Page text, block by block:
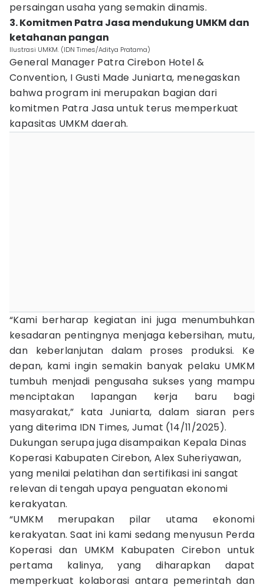
persaingan usaha yang semakin dinamis.
3. Komitmen Patra Jasa mendukung UMKM dan
ketahanan pangan
Ilustrasi UMKM. (IDN Times/Aditya Pratama)
General Manager Patra Cirebon Hotel &
Convention, I Gusti Made Juniarta, menegaskan
bahwa program ini merupakan bagian dari
komitmen Patra Jasa untuk terus memperkuat
kapasitas UMKM daerah.
“Kami berharap kegiatan ini juga menumbuhkan
kesadaran pentingnya menjaga kebersihan, mutu,
dan keberlanjutan dalam proses produksi. Ke
depan, kami ingin semakin banyak pelaku UMKM
tumbuh menjadi pengusaha sukses yang mampu
menciptakan lapangan kerja baru bagi
masyarakat,” kata Juniarta, dalam siaran pers
yang diterima IDN Times, Jumat (14/11/2025).
Dukungan serupa juga disampaikan Kepala Dinas
Koperasi Kabupaten Cirebon, Alex Suheriyawan,
yang menilai pelatihan dan sertifikasi ini sangat
relevan di tengah upaya penguatan ekonomi
kerakyatan.
“UMKM merupakan pilar utama ekonomi
kerakyatan. Saat ini kami sedang menyusun Perda
Koperasi dan UMKM Kabupaten Cirebon untuk
pertama kalinya, yang diharapkan dapat
memperkuat kolaborasi antara pemerintah dan